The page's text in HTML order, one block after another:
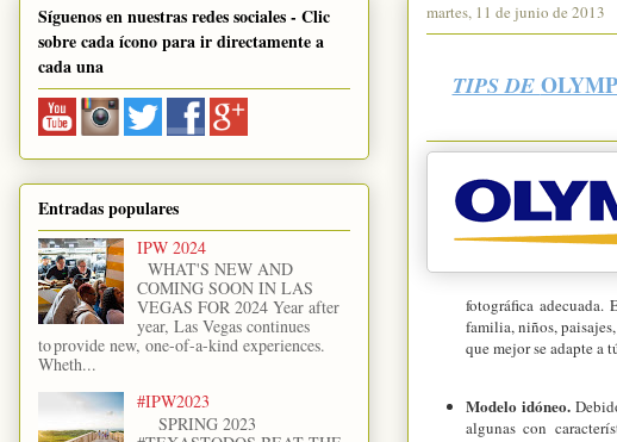
martes, 11 de junio de 2013
TIPS DE
fotográfica adecuada.
familia, niños,
que mejor se adapte a
Modelo idóneo.
algunas con
Síguenos en nuestras redes sociales - Clic
sobre cada ícono para ir directamente a
cada una
Entradas populares
IPW 2024
WHAT'S NEW AND
COMING SOON IN LAS
VEGAS FOR 2024 Year after
year, Las Vegas continues
to provide new, one-of-a-kind experiences.
Wheth...
#IPW2023
SPRING 2023